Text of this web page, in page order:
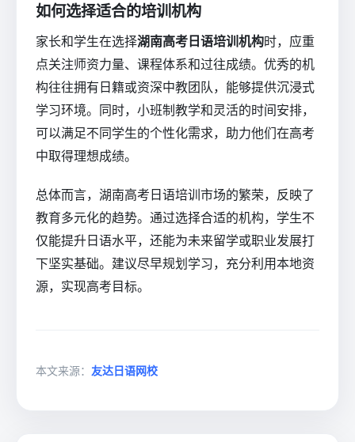
如何选择适合的培训机构
家长和学生在选择湖南高考日语培训机构时，应重
点关注师资力量、课程体系和过往成绩。优秀的机
构往往拥有日籍或资深中教团队，能够提供沉浸式
学习环境。同时，小班制教学和灵活的时间安排，
可以满足不同学生的个性化需求，助力他们在高考
中取得理想成绩。
总体而言，湖南高考日语培训市场的繁荣，反映了
教育多元化的趋势。通过选择合适的机构，学生不
仅能提升日语水平，还能为未来留学或职业发展打
下坚实基础。建议尽早规划学习，充分利用本地资
源，实现高考目标。
本文来源： 友达日语网校